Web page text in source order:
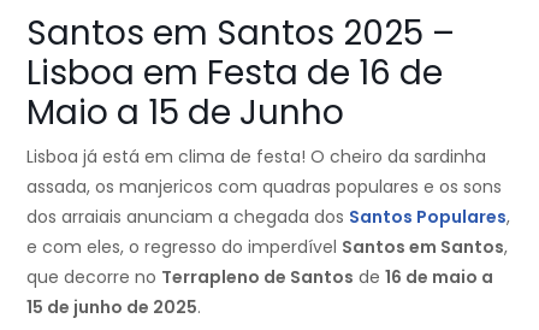
Santos em Santos 2025 –
Lisboa em Festa de 16 de
Maio a 15 de Junho
Lisboa já está em clima de festa! O cheiro da sardinha
assada, os manjericos com quadras populares e os sons
dos arraiais anunciam a chegada dos Santos Populares,
e com eles, o regresso do imperdível Santos em Santos,
que decorre no Terrapleno de Santos de 16 de maio a
15 de junho de 2025.